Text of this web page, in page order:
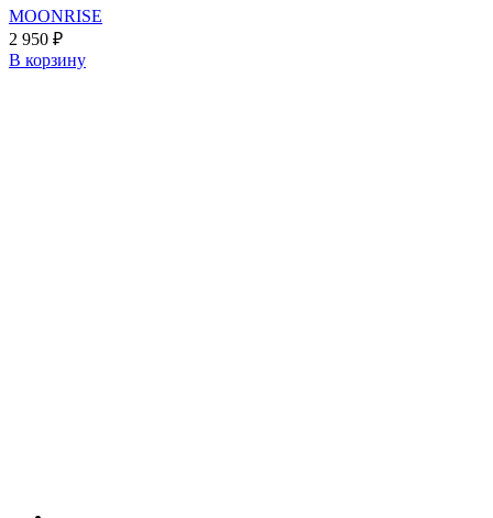
MOONRISE
2 950 ₽
В корзину